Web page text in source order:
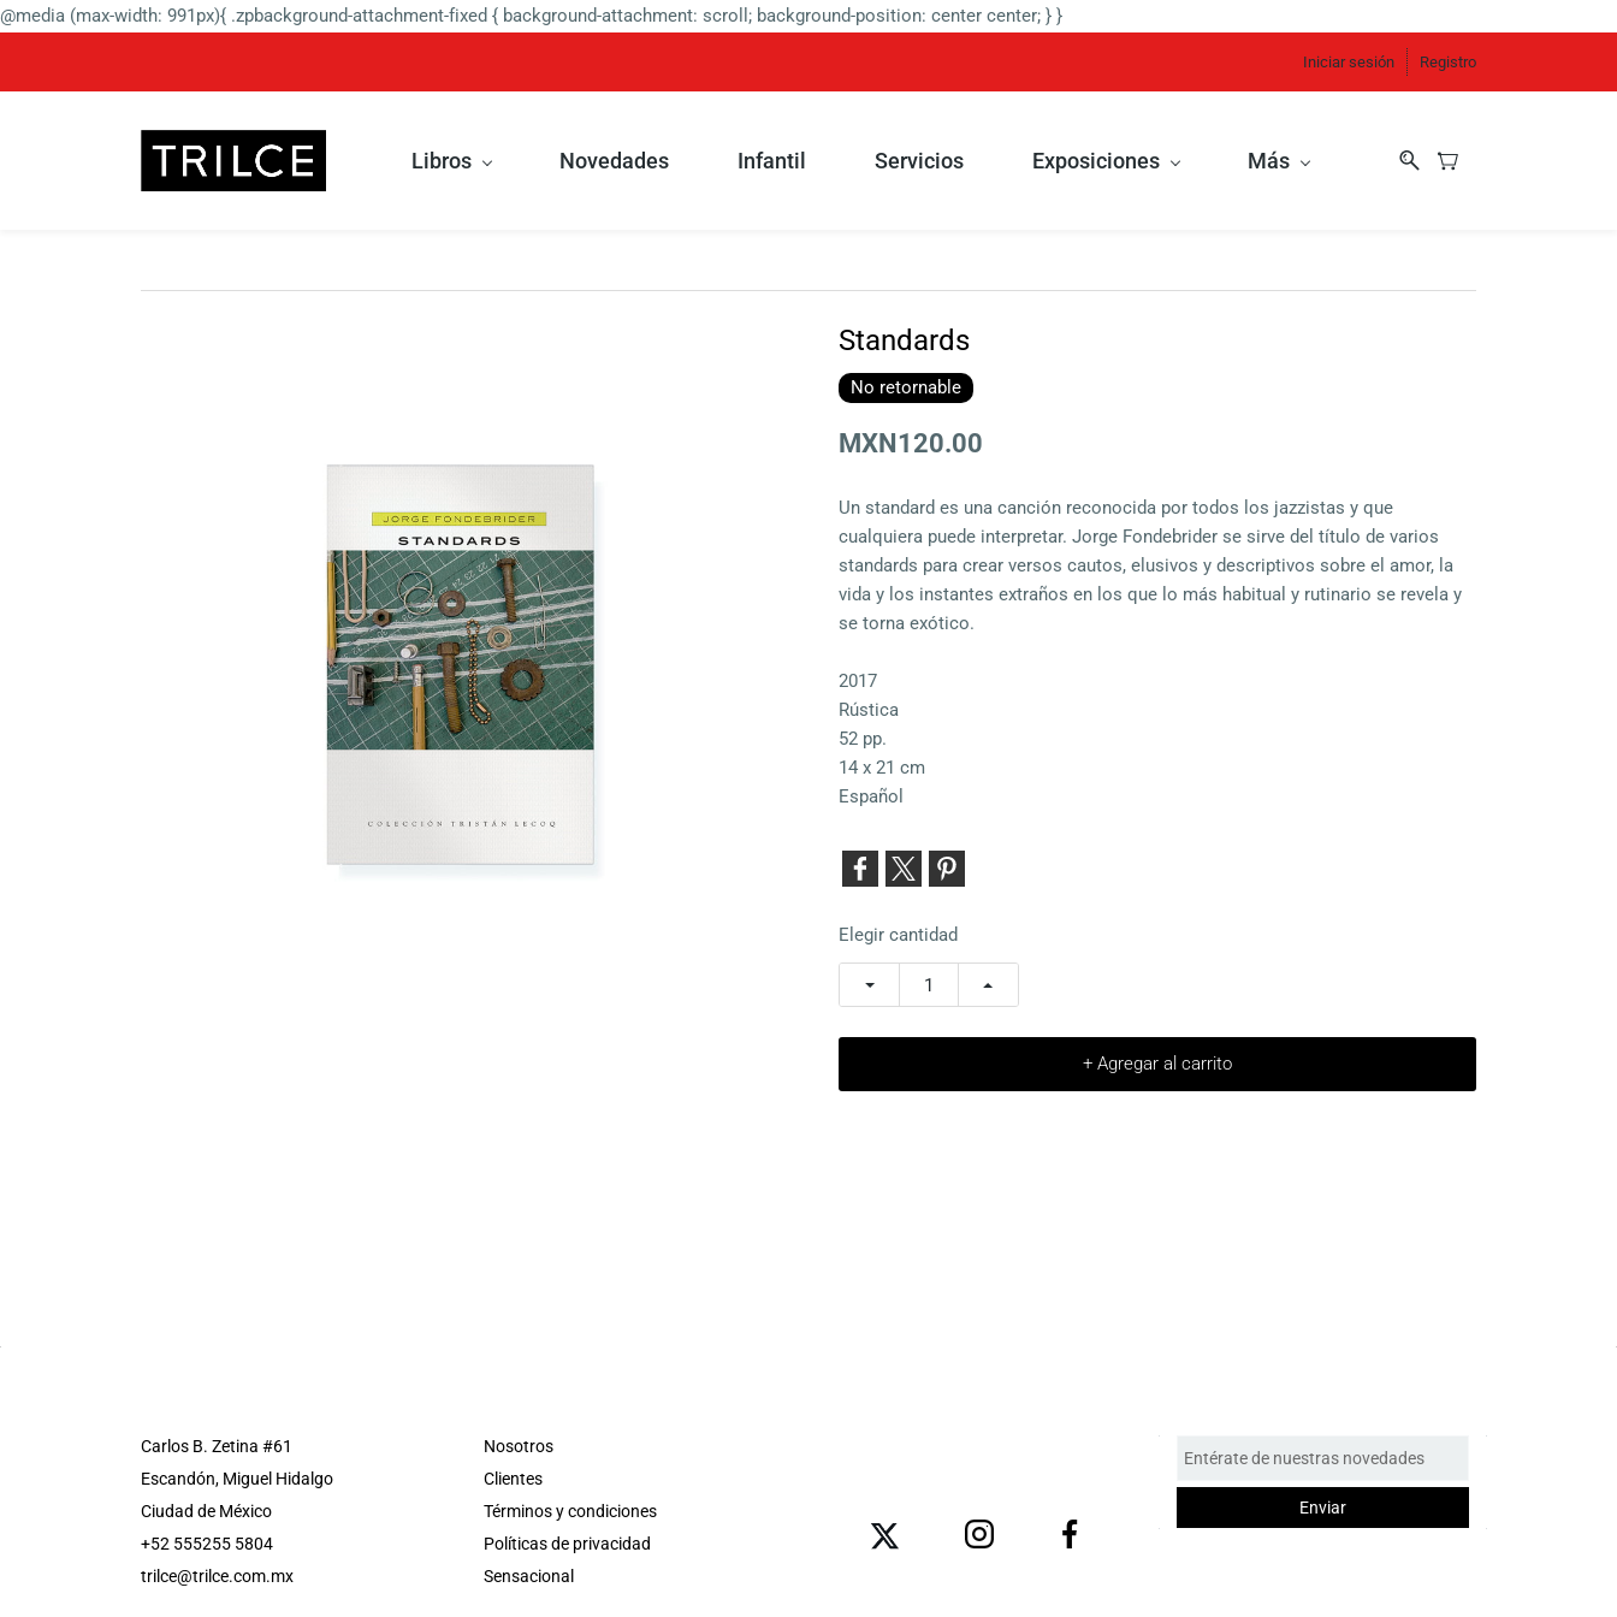
@media (max-width: 991px){ .zpbackground-attachment-fixed { background-attachment: scroll; background-position: center center; } }
Iniciar sesión Registro
Libros Novedades Infantil Servicios Exposiciones Más
Standards
No retornable
MXN120.00
Un standard es una canción reconocida por todos los jazzistas y que
cualquiera puede interpretar. Jorge Fondebrider se sirve del título de varios
standards para crear versos cautos, elusivos y descriptivos sobre el amor, la
vida y los instantes extraños en los que lo más habitual y rutinario se revela y
se torna exótico.
2017
Rústica
52 pp.
14 x 21 cm
Español
Elegir cantidad
+ Agregar al carrito
Carlos B. Zetina #61
Escandón, Miguel Hidalgo
Ciudad de México
+52 555255 5804
trilce@trilce.com.mx
Nosotros
Clientes
Términos y condiciones
Políticas de privacidad
Sensacional
Entérate de nuestras novedades
Enviar